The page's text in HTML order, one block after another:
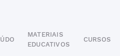
MATERIAIS
EDUCATIVOS
CURSOS